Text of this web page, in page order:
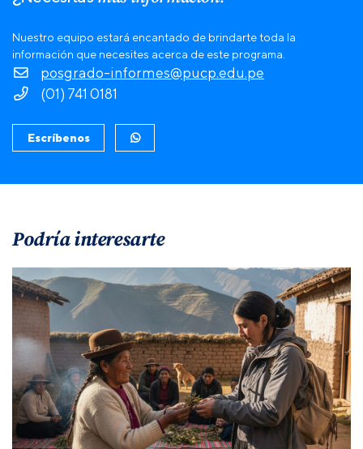
Nuestro equipo estará encantado de brindarte toda la
información que necesites acerca de este programa.
posgrado-informes@pucp.edu.pe
(01) 741 0181
Escríbenos
Podría interesarte